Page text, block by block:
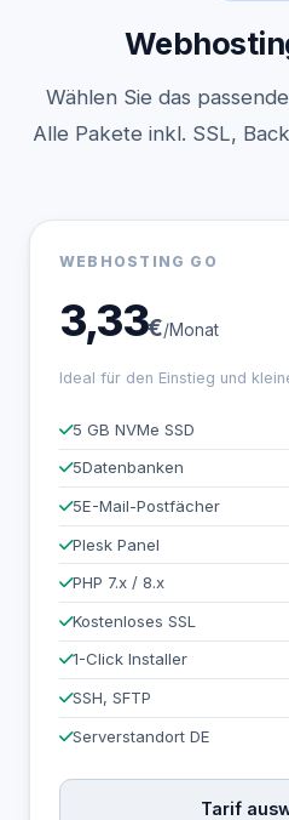
Wählen Sie das
Alle Pakete inkl. SSL,
WEBHOSTING GO
€
3,33 /Monat
Ideal für den Einstieg und
5 GB NVMe SSD
5Datenbanken
5E-Mail-Postfächer
Plesk Panel
PHP 7.x / 8.x
Kostenloses SSL
1-Click Installer
SSH, SFTP
Serverstandort DE
Tarif